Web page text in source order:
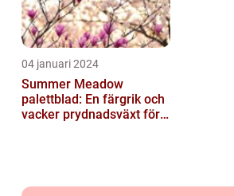
04 januari 2024
Summer Meadow
palettblad: En färgrik och
vacker prydnadsväxt för